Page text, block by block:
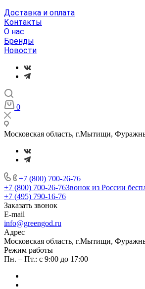
Доставка и оплата
Контакты
О нас
Бренды
Новости
0
Московская область, г.Мытищи,
+7 (800) 700-26-76
+7 (800) 700-26-76Звонок из России
+7 (495) 790-16-76
Заказать звонок
E-mail
info@greengod.ru
Адрес
Московская область, г.Мытищи,
Режим работы
Пн. – Пт.: с 9:00 до 17:00